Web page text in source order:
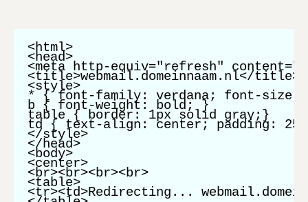
<html>
<head>
<meta http-equiv="refresh"
<title>webmail.domeinnaam.nl</title>
<style>
* { font-family: verdana; font-size:
b { font-weight: bold; }
table { border: 1px solid gray;}
td { text-align: center; padding:
</style>
</head>
<body>
<center>
<br><br><br><br>
<table>
<tr><td>Redirecting...